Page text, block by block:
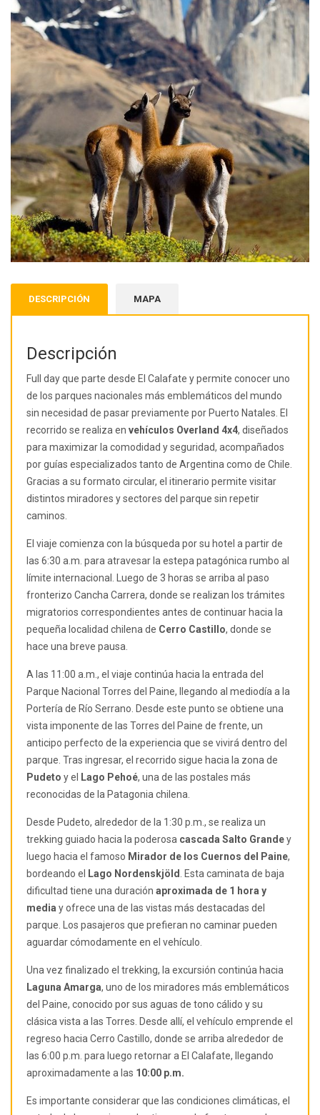
DESCRIPCIÓN MAPA
Descripción
Full day que parte desde El Calafate y permite conocer uno
de los parques nacionales más emblemáticos del mundo
sin necesidad de pasar previamente por Puerto Natales. El
recorrido se realiza en vehículos Overland 4x4, diseñados
para maximizar la comodidad y seguridad, acompañados
por guías especializados tanto de Argentina como de Chile.
Gracias a su formato circular, el itinerario permite visitar
distintos miradores y sectores del parque sin repetir
caminos.
El viaje comienza con la búsqueda por su hotel a partir de
las 6:30 a.m. para atravesar la estepa patagónica rumbo al
límite internacional. Luego de 3 horas se arriba al paso
fronterizo Cancha Carrera, donde se realizan los trámites
migratorios correspondientes antes de continuar hacia la
pequeña localidad chilena de Cerro Castillo, donde se
hace una breve pausa.
A las 11:00 a.m., el viaje continúa hacia la entrada del
Parque Nacional Torres del Paine, llegando al mediodía a la
Portería de Río Serrano. Desde este punto se obtiene una
vista imponente de las Torres del Paine de frente, un
anticipo perfecto de la experiencia que se vivirá dentro del
parque. Tras ingresar, el recorrido sigue hacia la zona de
Pudeto y el Lago Pehoé, una de las postales más
reconocidas de la Patagonia chilena.
Desde Pudeto, alrededor de la 1:30 p.m., se realiza un
trekking guiado hacia la poderosa cascada Salto Grandey
luego hacia el famoso Mirador de los Cuernos del Paine,
bordeando el
Lago Nordenskjöld. Esta caminata de baja
dificultad tiene una duración aproximada de 1 hora y
media y ofrece una de las vistas más destacadas del
parque. Los pasajeros que prefieran no caminar pueden
aguardar cómodamente en el vehículo.
Una vez finalizado el trekking, la excursión continúa hacia
Laguna Amarga, uno de los miradores más emblemáticos
del Paine, conocido por sus aguas de tono cálido y su
clásica vista a las Torres. Desde allí, el vehículo emprende el
regreso hacia Cerro Castillo, donde se arriba alrededor de
las 6:00 p.m. para luego retornar a El Calafate, llegando
aproximadamente a las 10:00 p.m.
Es importante considerar que las condiciones climáticas, el